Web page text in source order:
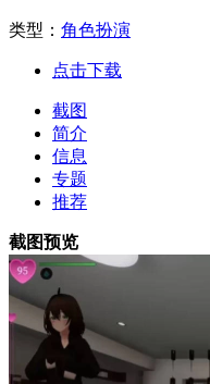
类型： 角色扮演
点击下载
截图
简介
信息
专题
推荐
截图预览